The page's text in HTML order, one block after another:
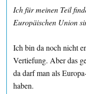
Ich für meinen Teil
Europäischen Union
Ich bin da noch nicht
Vertiefung. Aber das
da darf man als
haben.